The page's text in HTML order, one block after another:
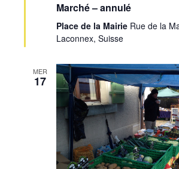
avant
Marché – annulé
Place de la Mairie Rue de la
Laconnex, Suisse
MER
17